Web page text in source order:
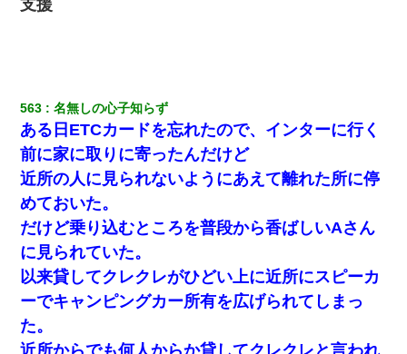
夫に癌の余命宣告。その闘病中に長女から信じられない言葉を受
けた
嫁の妹（26歳）がずっとウチに泊まりに来た結果→俺がヤバイｗ
ｗｗｗｗｗｗｗ
【クズ】昔、兄がお見合いして「ブスすぎｗｗｗ」と断った女性
が、兄の同級生と結婚。それを知った兄は荒れ狂い、｢嫁さん、俺
のお古ですが気分はどう？」とメールを送った→
３２歳俺「ずっと好きでした！！付き合って下さい！」 ２５歳
彼女「うん！！絶対幸せになろうね！！！！」 → ７年後ｗｗ
ｗｗｗ
支援
563 名無しの心子知らず
ある日ETCカードを忘れたので、インターに行く
前に家に取りに寄ったんだけど
近所の人に見られないようにあえて離れた所に停
めておいた。
だけど乗り込むところを普段から香ばしいAさん
に見られていた。
以来貸してクレクレがひどい上に近所にスピーカ
ーでキャンピングカー所有を広げられてしまっ
た。
近所からでも何人からか貸してクレクレと言われ